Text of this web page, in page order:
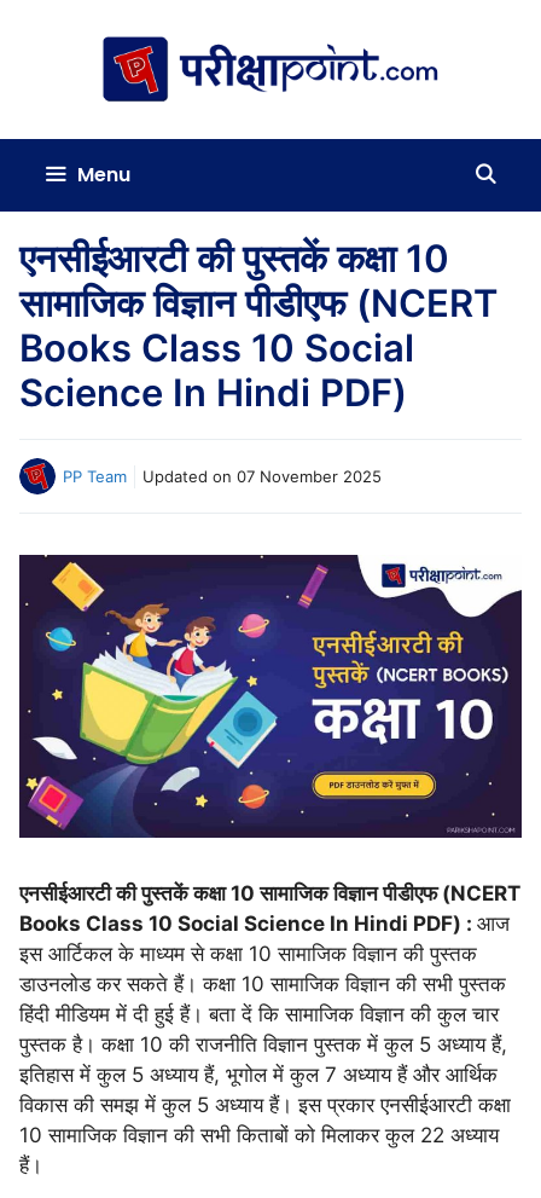
Menu
एनसीईआरटी की पुस्तकें कक्षा 10
सामाजिक विज्ञान पीडीएफ (NCERT
Books Class 10 Social
Science In Hindi PDF)
PP Team Updated on 07 November 2025
एनसीईआरटी की पुस्तकें कक्षा 10 सामाजिक विज्ञान पीडीएफ (NCERT
Books Class 10 Social Science In Hindi PDF) : आज
इस आर्टिकल के माध्यम से कक्षा 10 सामाजिक विज्ञान की पुस्तक
डाउनलोड कर सकते हैं। कक्षा 10 सामाजिक विज्ञान की सभी पुस्तक
हिंदी मीडियम में दी हुई हैं। बता दें कि सामाजिक विज्ञान की कुल चार
पुस्तक है। कक्षा 10 की राजनीति विज्ञान पुस्तक में कुल 5 अध्याय हैं,
इतिहास में कुल 5 अध्याय हैं, भूगोल में कुल 7 अध्याय हैं और आर्थिक
विकास की समझ में कुल 5 अध्याय हैं। इस प्रकार एनसीईआरटी कक्षा
10 सामाजिक विज्ञान की सभी किताबों को मिलाकर कुल 22 अध्याय
हैं।